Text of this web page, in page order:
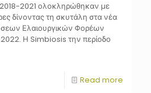
2021 ολοκληρώθηκαν με
δίνοντας τη σκυτάλη στα νέα
Ελαιουργικών Φορέων
Η Simbiosis την περίοδο
Read more